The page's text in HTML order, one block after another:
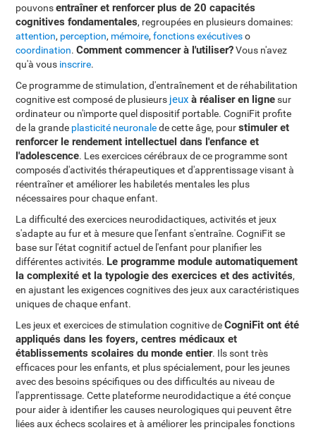
pouvonsentraîner et renforcer plus de 20 capacités
cognitives fondamentales, regroupées en plusieurs domaines:
attention, perception, mémoire,fonctions exécutiveso
coordination.Comment commencer à l'utiliser?Vous n'avez
qu'à vous inscrire.
Ce programme de stimulation, d'entraînement et de réhabilitation
cognitive est composé de plusieurs jeux à réaliser en lignesur
ordinateur ou n'importe quel dispositif portable. CogniFit profite
de la grande plasticité neuronalede cette âge, pourstimuler et
renforcer le rendement intellectuel dans l'enfance et
l'adolescence. Les exercices cérébraux de ce programme sont
composés d'activités thérapeutiques et d'apprentissage visant à
réentraîner et améliorer les habiletés mentales les plus
nécessaires pour chaque enfant.
La difficulté des exercices neurodidactiques, activités et jeux
s'adapte au fur et à mesure que l'enfant s'entraîne. CogniFit se
base sur l'état cognitif actuel de l'enfant pour planifier les
différentes activités. Le programme module automatiquement
la complexité et la typologie des exercices et des activités,
en ajustant les exigences cognitives des jeux aux caractéristiques
uniques de chaque enfant.
Les jeux et exercices de stimulation cognitive deCogniFit ont été
appliqués dans les foyers, centres médicaux et
établissements scolaires du monde entier. Ils sont très
efficaces pour les enfants, et plus spécialement, pour les jeunes
avec des besoins spécifiques ou des difficultés au niveau de
l'apprentissage. Cette plateforme neurodidactique a été conçue
pour aider à identifier les causes neurologiques qui peuvent être
liées aux échecs scolaires et à améliorer les principales fonctions